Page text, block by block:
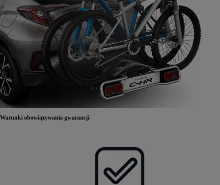
Warunki obowiązywania gwarancji